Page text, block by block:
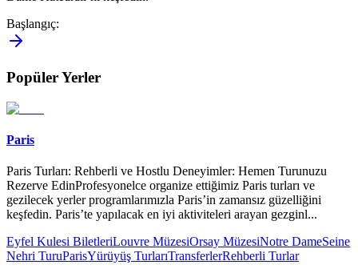
Başlangıç:
Popüler Yerler
Paris
Paris Turları: Rehberli ve Hostlu Deneyimler: Hemen Turunuzu
Rezerve EdinProfesyonelce organize ettiğimiz Paris turları ve
gezilecek yerler programlarımızla Paris’in zamansız güzelliğini
keşfedin. Paris’te yapılacak en iyi aktiviteleri arayan gezginl...
Eyfel Kulesi BiletleriLouvre MüzesiOrsay MüzesiNotre DameSeine
Nehri TuruParisYürüyüş TurlarıTransferlerRehberli Turlar